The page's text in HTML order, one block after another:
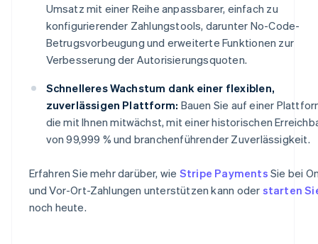
Umsatz mit einer Reihe anpassbarer, einfach zu
konfigurierender Zahlungstools, darunter No-Code-
Betrugsvorbeugung und erweiterte Funktionen zur
Verbesserung der Autorisierungsquoten.
Schnelleres Wachstum dank einer flexiblen,
zuverlässigen Plattform: Bauen Sie auf einer
die mit Ihnen mitwächst, mit einer historischen
von 99,999 % und branchenführender Zuverlässigkeit.
Erfahren Sie mehr darüber, wie Stripe Payments Sie bei
und Vor-Ort-Zahlungen unterstützen kann oder starten
noch heute.